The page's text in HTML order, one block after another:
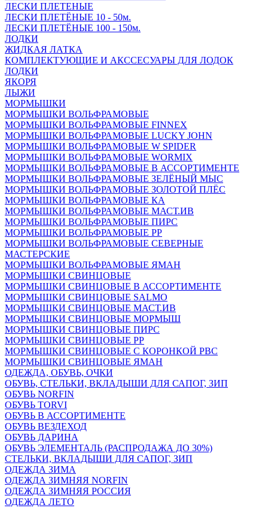
ЛЕСКИ ПЛЕТЕНЫЕ
ЛЕСКИ ПЛЕТЁНЫЕ 10 - 50м.
ЛЕСКИ ПЛЕТЁНЫЕ 100 - 150м.
ЛОДКИ
ЖИДКАЯ ЛАТКА
КОМПЛЕКТУЮЩИЕ И АКССЕСУАРЫ ДЛЯ ЛОДОК
ЛОДКИ
ЯКОРЯ
ЛЫЖИ
МОРМЫШКИ
МОРМЫШКИ ВОЛЬФРАМОВЫЕ
МОРМЫШКИ ВОЛЬФРАМОВЫЕ FINNEX
МОРМЫШКИ ВОЛЬФРАМОВЫЕ LUCKY JOHN
МОРМЫШКИ ВОЛЬФРАМОВЫЕ W SPIDER
МОРМЫШКИ ВОЛЬФРАМОВЫЕ WORMIX
МОРМЫШКИ ВОЛЬФРАМОВЫЕ В АССОРТИМЕНТЕ
МОРМЫШКИ ВОЛЬФРАМОВЫЕ ЗЕЛЁНЫЙ МЫС
МОРМЫШКИ ВОЛЬФРАМОВЫЕ ЗОЛОТОЙ ПЛЁС
МОРМЫШКИ ВОЛЬФРАМОВЫЕ КА
МОРМЫШКИ ВОЛЬФРАМОВЫЕ МАСТ.ИВ
МОРМЫШКИ ВОЛЬФРАМОВЫЕ ПИРС
МОРМЫШКИ ВОЛЬФРАМОВЫЕ РР
МОРМЫШКИ ВОЛЬФРАМОВЫЕ СЕВЕРНЫЕ
МАСТЕРСКИЕ
МОРМЫШКИ ВОЛЬФРАМОВЫЕ ЯМАН
МОРМЫШКИ СВИНЦОВЫЕ
МОРМЫШКИ СВИНЦОВЫЕ В АССОРТИМЕНТЕ
МОРМЫШКИ СВИНЦОВЫЕ SALMO
МОРМЫШКИ СВИНЦОВЫЕ МАСТ.ИВ
МОРМЫШКИ СВИНЦОВЫЕ МОРМЫШ
МОРМЫШКИ СВИНЦОВЫЕ ПИРС
МОРМЫШКИ СВИНЦОВЫЕ РР
МОРМЫШКИ СВИНЦОВЫЕ С КОРОНКОЙ РВС
МОРМЫШКИ СВИНЦОВЫЕ ЯМАН
ОДЕЖДА, ОБУВЬ, ОЧКИ
ОБУВЬ, СТЕЛЬКИ, ВКЛАДЫШИ ДЛЯ САПОГ, ЗИП
ОБУВЬ NORFIN
ОБУВЬ TORVI
ОБУВЬ В АССОРТИМЕНТЕ
ОБУВЬ ВЕЗДЕХОД
ОБУВЬ ДАРИНА
ОБУВЬ ЭЛЕМЕНТАЛЬ (РАСПРОДАЖА ДО 30%)
СТЕЛЬКИ, ВКЛАДЫШИ ДЛЯ САПОГ, ЗИП
ОДЕЖДА ЗИМА
ОДЕЖДА ЗИМНЯЯ NORFIN
ОДЕЖДА ЗИМНЯЯ РОССИЯ
ОДЕЖДА ЛЕТО